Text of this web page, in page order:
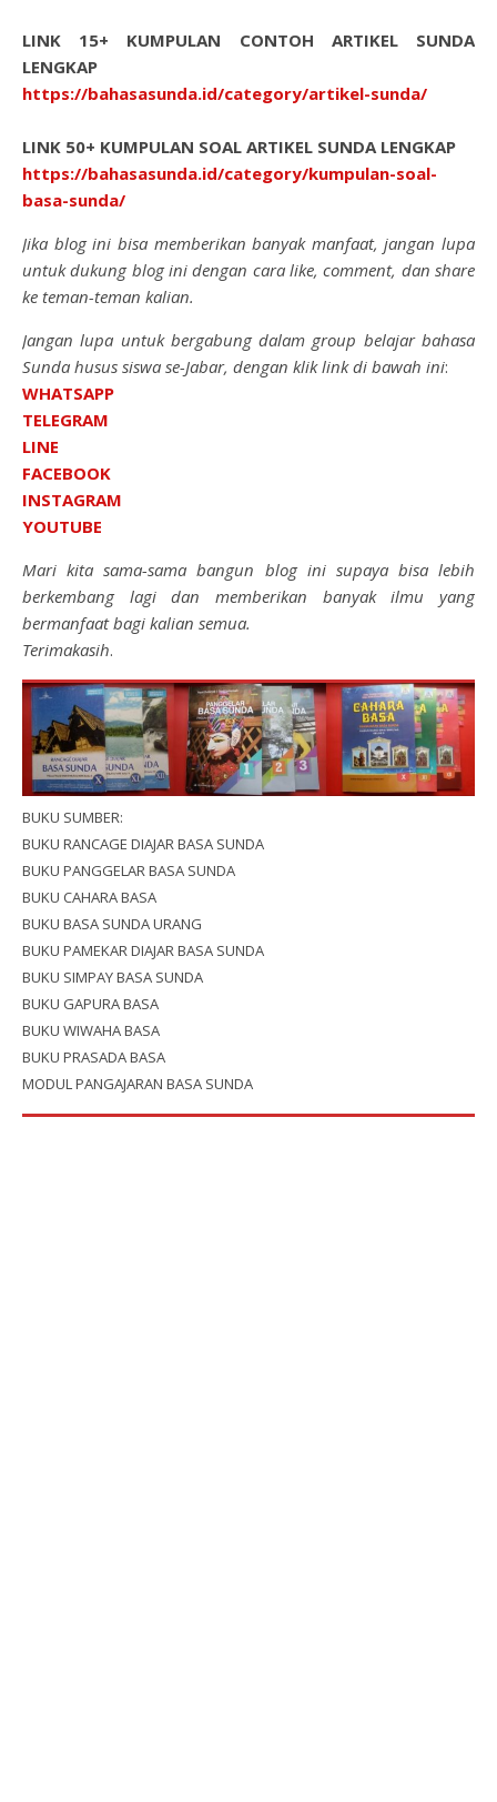
LINK 15+ KUMPULAN CONTOH ARTIKEL SUNDA
LENGKAP
https://bahasasunda.id/category/artikel-sunda/
LINK 50+ KUMPULAN SOAL ARTIKEL SUNDA LENGKAP
https://bahasasunda.id/category/kumpulan-soal-
basa-sunda/
Jika blog ini bisa memberikan banyak manfaat, jangan lupa
untuk dukung blog ini dengan cara like, comment, dan share
ke teman-teman kalian.
Jangan lupa untuk bergabung dalam group belajar bahasa
Sunda husus siswa se-Jabar, dengan klik link di bawah ini:
WHATSAPP
TELEGRAM
LINE
FACEBOOK
INSTAGRAM
YOUTUBE
Mari kita sama-sama bangun blog ini supaya bisa lebih
berkembang lagi dan memberikan banyak ilmu yang
bermanfaat bagi kalian semua.
Terimakasih.
BUKU SUMBER:
BUKU RANCAGE DIAJAR BASA SUNDA
BUKU PANGGELAR BASA SUNDA
BUKU CAHARA BASA
BUKU BASA SUNDA URANG
BUKU PAMEKAR DIAJAR BASA SUNDA
BUKU SIMPAY BASA SUNDA
BUKU GAPURA BASA
BUKU WIWAHA BASA
BUKU PRASADA BASA
MODUL PANGAJARAN BASA SUNDA